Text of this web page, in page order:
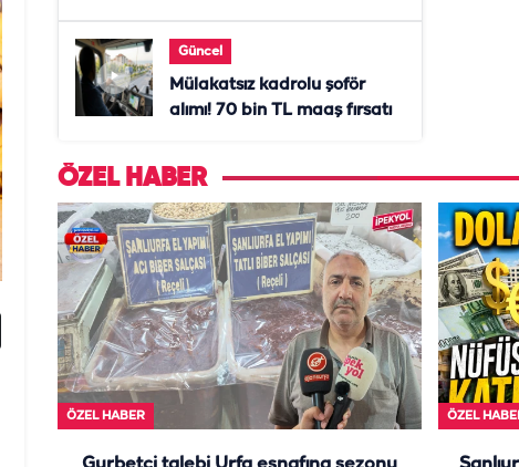
Güncel
Mülakatsız kadrolu şoför
alımı! 70 bin TL maaş fırsatı
ÖZEL HABER
ÖZEL HABER ÖZEL